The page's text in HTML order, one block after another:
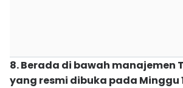
8. Berada di bawah manajemen
yang resmi dibuka pada Minggu